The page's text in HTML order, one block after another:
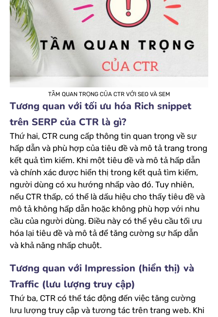
TẦM QUAN TRỌNG CỦA CTR VỚI SEO VÀ SEM
Tương quan với tối ưu hóa Rich snippet
trên SERP của CTR là gì?
Thứ hai, CTR cung cấp thông tin quan trọng về sự
hấp dẫn và phù hợp của tiêu đề và mô tả trang trong
kết quả tìm kiếm. Khi một tiêu đề và mô tả hấp dẫn
và chính xác được hiển thị trong kết quả tìm kiếm,
người dùng có xu hướng nhấp vào đó. Tuy nhiên,
nếu CTR thấp, có thể là dấu hiệu cho thấy tiêu đề và
mô tả không hấp dẫn hoặc không phù hợp với nhu
cầu của người dùng. Điều này có thể yêu cầu tối ưu
hóa lại tiêu đề và mô tả để tăng cường sự hấp dẫn
và khả năng nhấp chuột.
Tương quan với Impression (hiển thị) và
Traffic (lưu lượng truy cập)
Thứ ba, CTR có thể tác động đến việc tăng cường
lưu lượng truy cập và tương tác trên trang web. Khi